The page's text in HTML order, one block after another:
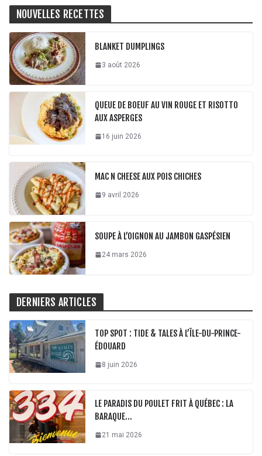
NOUVELLES RECETTES
BLANKET DUMPLINGS
3 août 2026
QUEUE DE BOEUF AU VIN ROUGE ET RISOTTO
AUX ASPERGES
16 juin 2026
MAC N CHEESE AUX POIS CHICHES
9 avril 2026
SOUPE À L’OIGNON AU JAMBON GASPÉSIEN
24 mars 2026
DERNIERS ARTICLES
TOP SPOT : TIDE & TALES À L’ÎLE-DU-PRINCE-
ÉDOUARD
8 juin 2026
LE PARADIS DU POULET FRIT À QUÉBEC : LA
BARAQUE…
21 mai 2026